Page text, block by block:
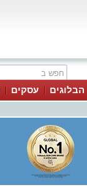
הבלוגים עסקים